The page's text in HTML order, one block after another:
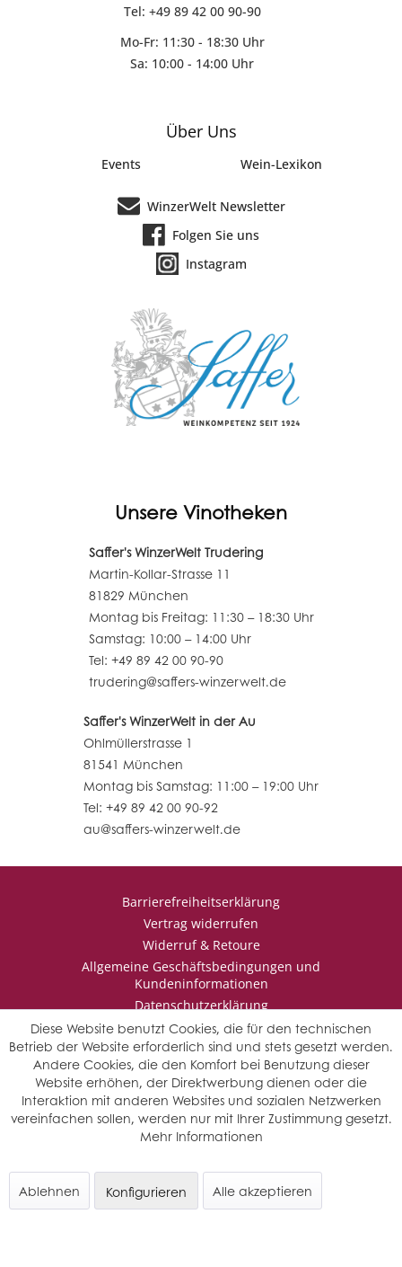
Tel: +49 89 42 00 90-90
Mo-Fr: 11:30 - 18:30 Uhr
Sa: 10:00 - 14:00 Uhr
Über Uns
Events Wein-Lexikon
WinzerWelt Newsletter
Folgen Sie uns
Instagram
Unsere Vinotheken
Saffer's WinzerWelt Trudering
Martin-Kollar-Strasse 11
81829 München
Montag bis Freitag: 11:30 – 18:30 Uhr
Samstag: 10:00 – 14:00 Uhr
Tel: +49 89 42 00 90-90
trudering@saffers-winzerwelt.de
Saffer's WinzerWelt in der Au
Ohlmüllerstrasse 1
81541 München
Montag bis Samstag: 11:00 – 19:00 Uhr
Tel: +49 89 42 00 90-92
au@saffers-winzerwelt.de
Barrierefreiheitserklärung
Vertrag widerrufen
Widerruf & Retoure
Allgemeine Geschäftsbedingungen und
Kundeninformationen
Datenschutzerklärung
Impressum
* Wir behalten uns vor den Jahrgang auszuwählen, sollten mehrere
Jahrgänge verfügbar sein.
© Saffers WinzerWelt - alle Rechte vorbehalten
Diese Website benutzt Cookies, die für den technischen
Betrieb der Website erforderlich sind und stets gesetzt werden.
Andere Cookies, die den Komfort bei Benutzung dieser
Website erhöhen, der Direktwerbung dienen oder die
Interaktion mit anderen Websites und sozialen Netzwerken
vereinfachen sollen, werden nur mit Ihrer Zustimmung gesetzt.
Mehr Informationen
Ablehnen Alle akzeptieren
Konfigurieren